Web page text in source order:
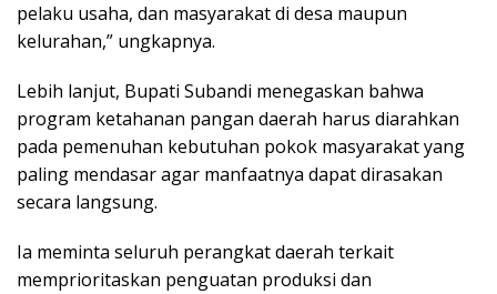
pelaku usaha, dan masyarakat di desa maupun
kelurahan,” ungkapnya.
Lebih lanjut, Bupati Subandi menegaskan bahwa
program ketahanan pangan daerah harus diarahkan
pada pemenuhan kebutuhan pokok masyarakat yang
paling mendasar agar manfaatnya dapat dirasakan
secara langsung.
Ia meminta seluruh perangkat daerah terkait
memprioritaskan penguatan produksi dan